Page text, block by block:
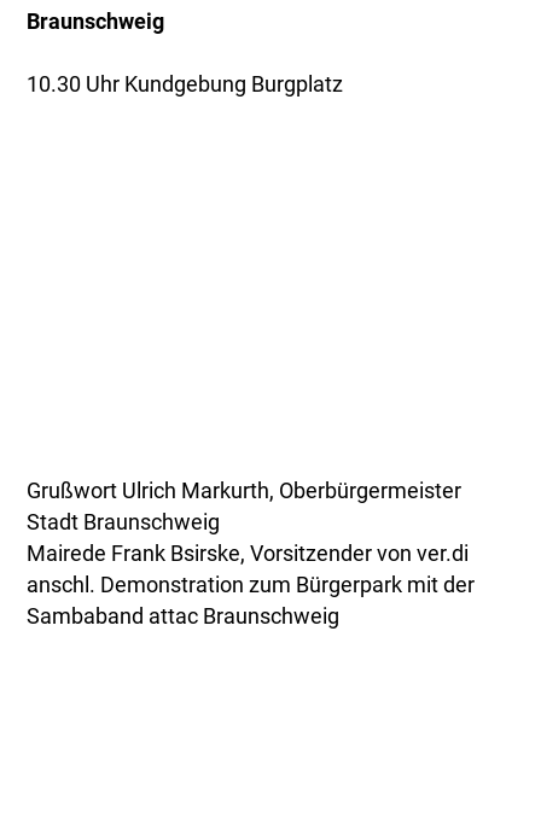
Braunschweig
10.30 Uhr Kundgebung Burgplatz
Grußwort Ulrich Markurth, Oberbürgermeister
Stadt Braunschweig
Mairede Frank Bsirske, Vorsitzender von ver.di
anschl. Demonstration zum Bürgerpark mit der
Sambaband attac Braunschweig